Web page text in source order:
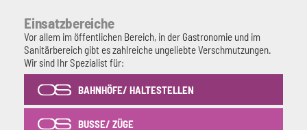
Einsatzbereiche
Vor allem im öffentlichen Bereich, in der Gastronomie und im
Sanitärbereich gibt es zahlreiche ungeliebte Verschmutzungen.
Wir sind Ihr Spezialist für:
BAHNHÖFE/ HALTESTELLEN
BUSSE/ ZÜGE